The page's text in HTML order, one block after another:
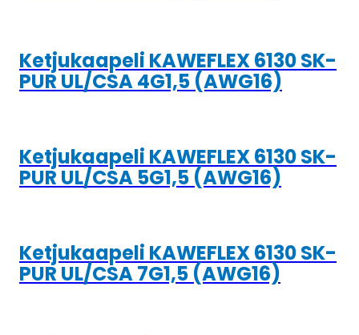
Ketjukaapeli KAWEFLEX 6130 SK-
PUR UL/CSA 4G1,5 (AWG16)
Ketjukaapeli KAWEFLEX 6130 SK-
PUR UL/CSA 5G1,5 (AWG16)
Ketjukaapeli KAWEFLEX 6130 SK-
PUR UL/CSA 7G1,5 (AWG16)